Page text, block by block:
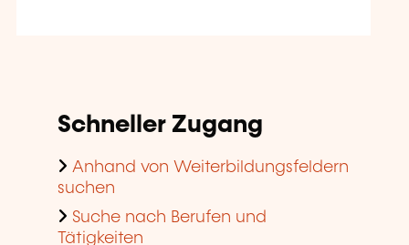
Schneller Zugang
Anhand von Weiterbildungsfeldern
suchen
Suche nach Berufen und
Tätigkeiten